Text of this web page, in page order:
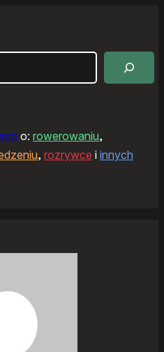
o: rowerowaniu,
, rozrywce i innych